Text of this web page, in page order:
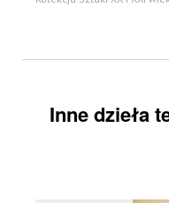
Inne dzieła